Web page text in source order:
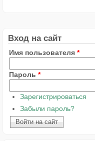
Вход на сайт
Имя пользователя *
Пароль *
Зарегистрироваться
Забыли пароль?